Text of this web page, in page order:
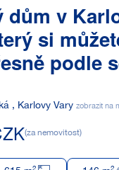
dům v
si
podle
, Karlovy Vary zobrazit na
(za nemovitost)
2 2